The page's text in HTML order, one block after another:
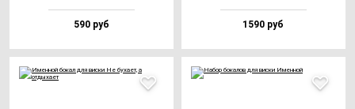
590 руб 1590 руб